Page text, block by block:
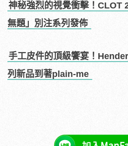
神秘強烈的視覺衝擊！CLOT
無題」別注系列發佈
手工皮件的頂級饗宴！
列新品到著plain-me